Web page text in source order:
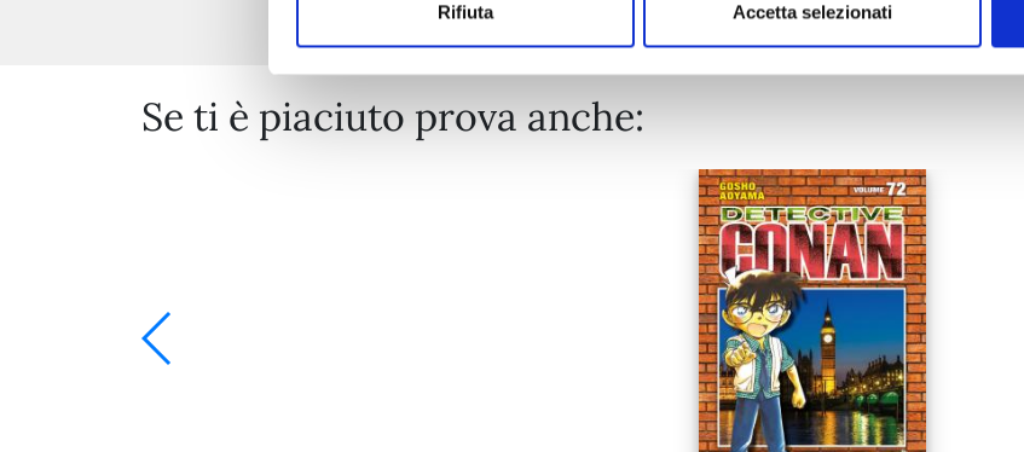
Rifiuta Accetta selezionati
Se ti è piaciuto prova anche: